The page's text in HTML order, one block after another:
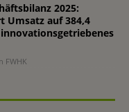
2025:
Umsatz auf 384,4
FWHK